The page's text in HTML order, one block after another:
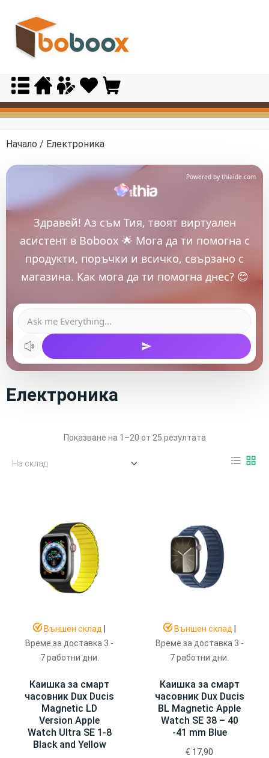
content
Начало / Електроника
Powered by thiaide.com
Здравей! Аз съм Тия, твоят виртуален
асистент в Boboox 🌟 Мога да ти помогна с
продукти, поръчки и всичко, свързано с
магазина. Как мога да ти помогна днес? 😊
Електроника
Показване на 1–20 от 25 резултата
format_list_bulleted grid_view
Външен склад
Време за доставка 3 -
7 работни дни.
Каишка за смарт
часовник Dux Ducis
Magnetic LD
Version Apple
Watch Ultra SE 1-8
Black and Yellow
Външен склад
Време за доставка 3 -
7 работни дни.
Каишка за смарт
часовник Dux Ducis
BL Magnetic Apple
Watch SE 38 – 40
-41 mm Blue
€ 17,90